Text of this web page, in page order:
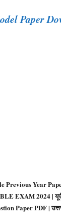
Paper
Previous Year
EXAM 2024 |
Paper PDF |